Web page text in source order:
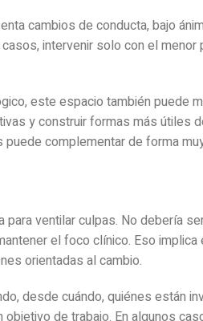
cambios de conducta, bajo
intervenir solo con el
este espacio también puede
y construir formas más útiles
complementar de forma
ventilar culpas. No debería
el foco clínico. Eso implica
orientadas al cambio.
desde cuándo, quiénes están
de trabajo. En algunos